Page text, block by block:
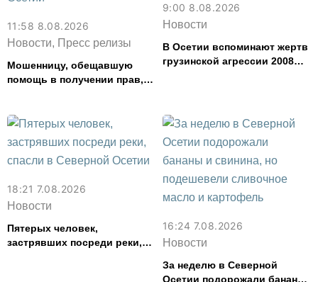
11:58 8.08.2026
Новости, Пресс релизы
Мошенницу, обещавшую
помощь в получении прав,
9:00 8.08.2026
Новости
В Осетии вспоминают жертв
грузинской агрессии 2008
18:21 7.08.2026
Новости
Пятерых человек,
застрявших посреди реки,
16:24 7.08.2026
Новости
За неделю в Северной
Осетии подорожали бананы